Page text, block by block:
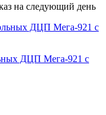
на следующий день
ДЦП Мега-921 с